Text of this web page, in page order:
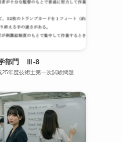
部門 Ⅲ-8
25年度技術士第一次試験問題